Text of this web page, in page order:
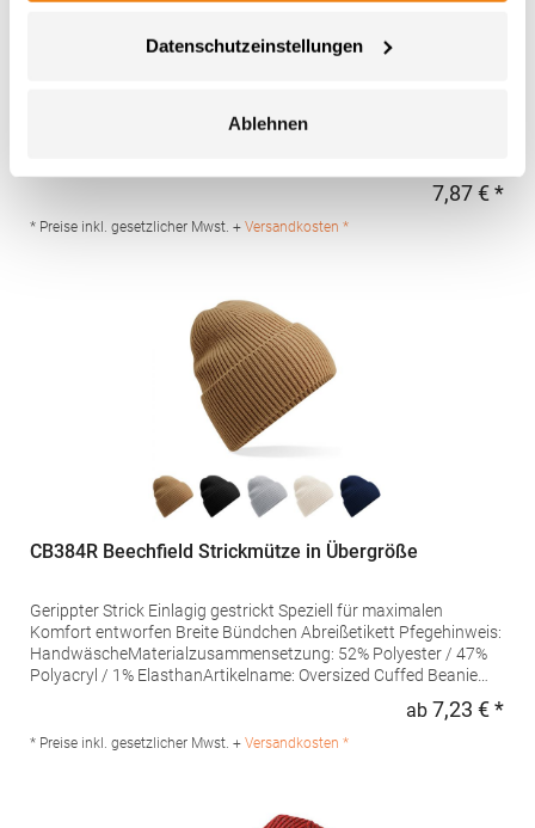
Datenschutzeinstellungen
Ablehnen
E3088 Promodoro Unisex Mütze
PolyesterGrammatur: 180 g/m²Materialzusammensetzung: 95%
40472 Düsseldorf Deutschland E-Mail: info@promodoro.de7,87 € *
* Preise inkl. gesetzlicher Mwst. + Versandkosten *
CB384R Beechfield Strickmütze in Übergröße
Gerippter Strick Einlagig gestrickt Speziell für maximalen
Komfort entworfen Breite Bündchen Abreißetikett Pfegehinweis:
HandwäscheMaterialzusammensetzung: 52% Polyester / 47%
Polyacryl / 1% ElasthanArtikelname: Oversized Cuffed Beanie
Beechfield Brands Europe B.V. Posthoornstraat 17 3011WD
Rotterdam Niederlande E-Mail: marketing@beechfield.com
ab 7,23 € *
* Preise inkl. gesetzlicher Mwst. + Versandkosten *